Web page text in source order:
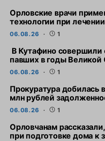
Орловские врачи
технологии при
06.08.26 1
В Кутафино совершили
павших в годы Великой
06.08.26 1
Прокуратура
млн рублей
06.08.26 1
Орловчанам
при подготовке дома к